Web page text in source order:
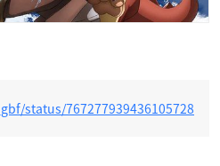
status/767277939436105728